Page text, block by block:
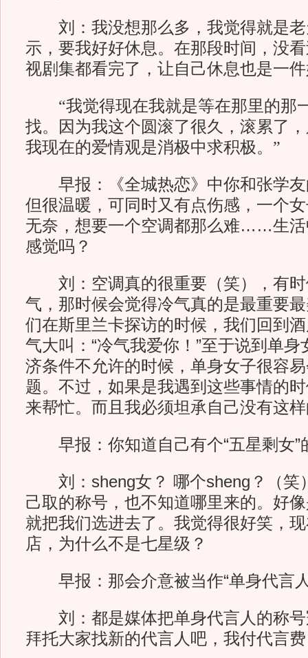
刘：我没想那么多，我觉得就是老
示，要我好好休息。在那段时间，没
视剧集都看完了，让自己休息也是一
“我觉得现在我就是等在那里的那
找。因为我这个圆滚了很久，滚累了
我现在的爱情观是消极中求积极。”
早报：《全城热恋》中你和张学友
但很温暖，可同时又有点伤感，一个
无奈，想要一个空调都那么难……生活
感觉吗？
刘：空调真的很重要（笑），有时
气，那时候会觉得冷气真的是最重要
们在斯里兰卡探访的时候，我们回到
气大叫：“冷气我爱你！”至于说到单
济条件不允许的时候，单身女子很容
题。不过，如果是我遇到这些事情的
来帮忙。而且我必须坦承自己没有这
早报：你知道自己有个“五星剩女”
刘：sheng女？ 哪个sheng？（笑
己取的称号，也不知道哪里来的。好
就把我们选进去了。我觉得很好笑，
店，为什么不是七星级？
早报：那会介意被当作“单身代言
刘：都是媒体把单身代言人的称
拜托大家找新的代言人吧，我付代言